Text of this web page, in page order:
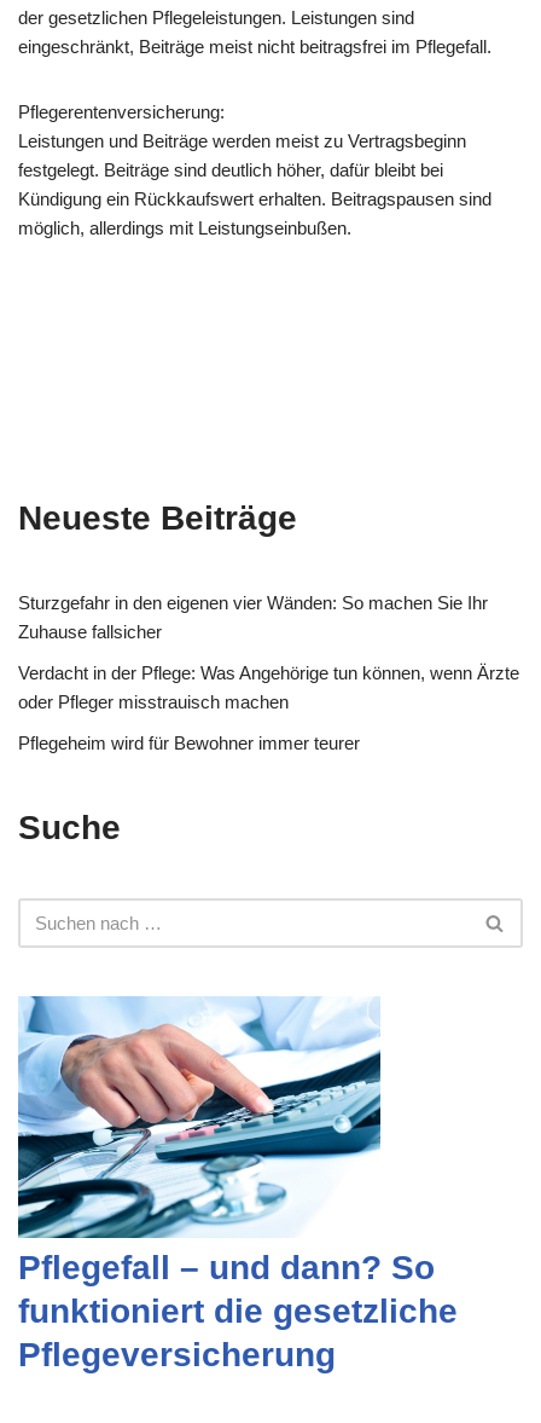
der gesetzlichen Pflegeleistungen. Leistungen sind
eingeschränkt, Beiträge meist nicht beitragsfrei im Pflegefall.
Pflegerentenversicherung:
Leistungen und Beiträge werden meist zu Vertragsbeginn
festgelegt. Beiträge sind deutlich höher, dafür bleibt bei
Kündigung ein Rückkaufswert erhalten. Beitragspausen sind
möglich, allerdings mit Leistungseinbußen.
Neueste Beiträge
Sturzgefahr in den eigenen vier Wänden: So machen Sie Ihr
Zuhause fallsicher
Verdacht in der Pflege: Was Angehörige tun können, wenn Ärzte
oder Pfleger misstrauisch machen
Pflegeheim wird für Bewohner immer teurer
Suche
Pflegefall – und dann? So
funktioniert die gesetzliche
Pflegeversicherung